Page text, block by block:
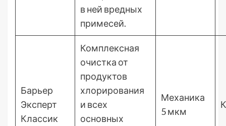
в ней вредных
примесей.
Барьер
Эксперт
Классик
Комплексная
очистка от
продуктов
хлорирования
и всех
основных
Механика
5 мкм